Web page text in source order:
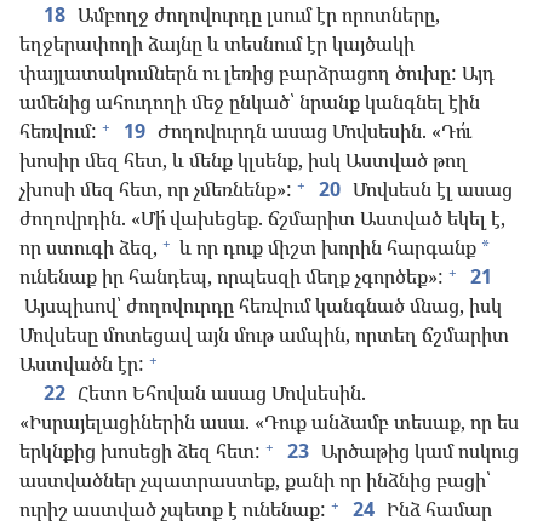
18 Ամբողջ ժողովուրդը լսում էր որոտները,
եղջերափողի ձայնը և տեսնում էր կայծակի
փայլատակումներն ու լեռից բարձրացող ծուխը: Այդ
ամենից ահուդողի մեջ ընկած՝ նրանք կանգնել էին
հեռվում: + 19 Ժողովուրդն ասաց Մովսեսին. «Դո՛ւ
խոսիր մեզ հետ, և մենք կլսենք, իսկ Աստված թող
չխոսի մեզ հետ, որ չմեռնենք»: + 20 Մովսեսն էլ ասաց
ժողովրդին. «Մի՛ վախեցեք. ճշմարիտ Աստված եկել է,
որ ստուգի ձեզ, + և որ դուք միշտ խորին հարգանք *
ունենաք իր հանդեպ, որպեսզի մեղք չգործեք»: +
21
Այսպիսով՝ ժողովուրդը հեռվում կանգնած մնաց, իսկ
Մովսեսը մոտեցավ այն մութ ամպին, որտեղ ճշմարիտ
Աստվածն էր: +
22 Հետո Եհովան ասաց Մովսեսին.
«Իսրայելացիներին ասա. «Դուք անձամբ տեսաք, որ ես
երկնքից խոսեցի ձեզ հետ: + 23 Արծաթից կամ ոսկուց
աստվածներ չպատրաստեք, քանի որ ինձնից բացի՝
ուրիշ աստված չպետք է ունենաք: + 24 Ինձ համար